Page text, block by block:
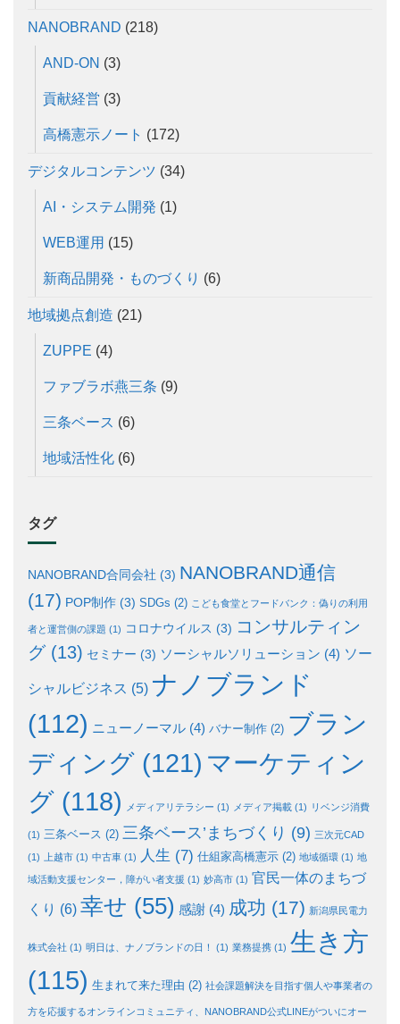
NANOBRAND (218)
AND-ON (3)
貢献経営 (3)
高橋憲示ノート (172)
デジタルコンテンツ (34)
AI・システム開発 (1)
WEB運用 (15)
新商品開発・ものづくり (6)
地域拠点創造 (21)
ZUPPE (4)
ファブラボ燕三条 (9)
三条ベース (6)
地域活性化 (6)
タグ
NANOBRAND合同会社 (3) NANOBRAND通信
(17) POP制作 (3) SDGs (2) こども食堂とフードバンク：偽りの利用
者と運営側の課題 (1) コロナウイルス (3) コンサルティン
グ(13) セミナー (3) ソーシャルソリューション (4) ソー
シャルビジネス (5) ナノブランド
(112) ニューノーマル (4) バナー制作 (2) ブラン
ディング (121) マーケティン
グ (118) メディアリテラシー (1) メディア掲載 (1) リベンジ消費
(1) 三条ベース (2) 三条ベース’まちづくり (9) 三次元CAD
(1) 上越市 (1) 中古車 (1) 人生 (7) 仕組家高橋憲示 (2) 地域循環 (1) 地
域活動支援センター，障がい者支援 (1) 妙高市 (1) 官民一体のまちづ
くり (6) 幸せ (55) 感謝 (4) 成功 (17) 新潟県民電力
株式会社 (1) 明日は、ナノブランドの日！ (1) 業務提携 (1) 生き方
(115) 生まれて来た理由 (2) 社会課題解決を目指す個人や事業者の
方を応援するオンラインコミュニティ、NANOBRAND公式LINEがついにオー